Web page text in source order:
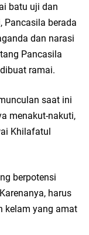
batu uji dan
Pancasila berada
dan narasi
Pancasila
ramai.
saat ini
menakut-nakuti,
Khilafatul
berpotensi
harus
kelam yang amat